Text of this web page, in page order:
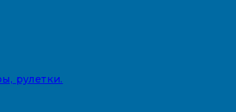
рулетки.